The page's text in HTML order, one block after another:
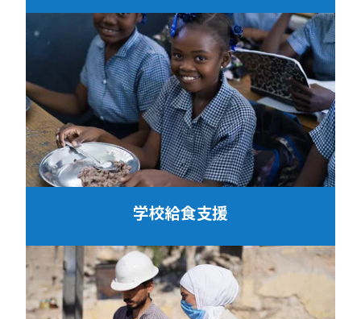
学校給食支援